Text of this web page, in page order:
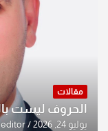
مقالات
الحروف ليست
يوليو 24, 2026 editor